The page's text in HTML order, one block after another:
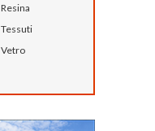
Resina
Tessuti
Vetro